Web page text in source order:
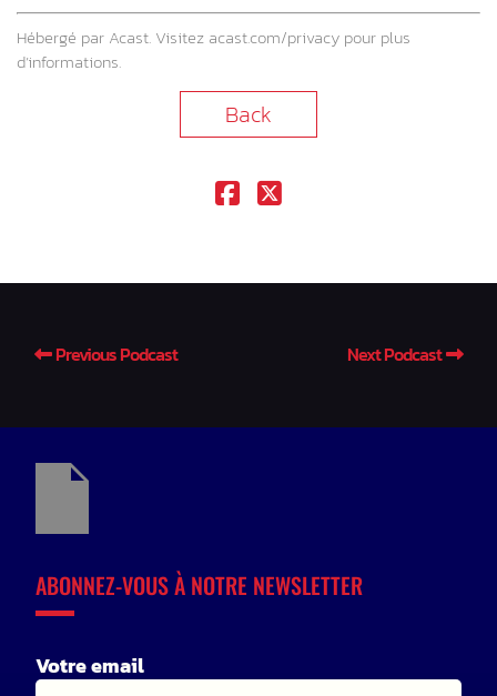
Hébergé par Acast. Visitez acast.com/privacy pour plus
d’informations.
Back
Previous Podcast Next Podcast
ABONNEZ-VOUS À NOTRE NEWSLETTER
Votre email